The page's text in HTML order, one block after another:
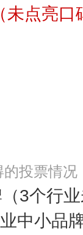
（未点亮
投票情况
（3个行
中小品